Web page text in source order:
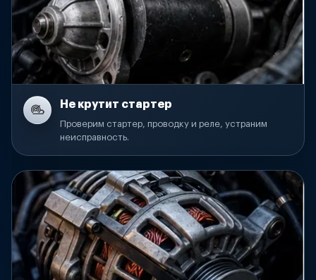
Не крутит стартер
Проверим стартер, проводку и реле, устраним
неисправность.